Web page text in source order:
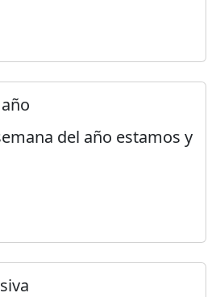
del año estamos y